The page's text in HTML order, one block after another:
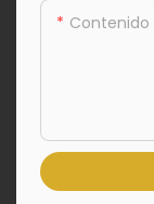
Contenido